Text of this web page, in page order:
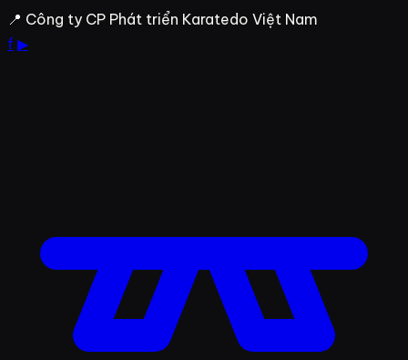
Bỏ
qua
📍 Công ty CP Phát triển Karatedo Việt Nam
f ▶